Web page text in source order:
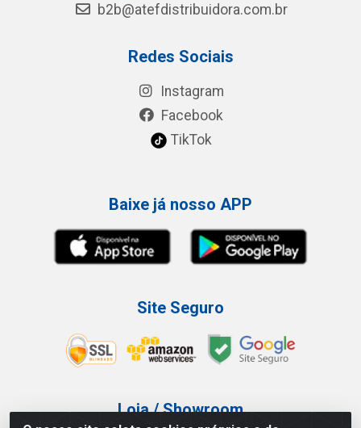
b2b@atefdistribuidora.com.br
Redes Sociais
Instagram
Facebook
TikTok
Baixe já nosso APP
Site Seguro
Loja / Showroom